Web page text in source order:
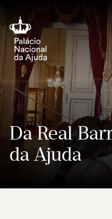
Da Real
da Ajuda